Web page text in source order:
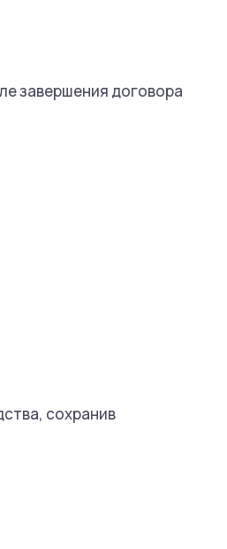
завершения договора
сохранив